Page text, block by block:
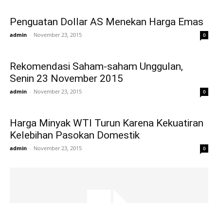
Penguatan Dollar AS Menekan Harga Emas
admin - November 23, 2015 0
Rekomendasi Saham-saham Unggulan,
Senin 23 November 2015
admin - November 23, 2015 0
Harga Minyak WTI Turun Karena Kekuatiran
Kelebihan Pasokan Domestik
admin - November 23, 2015 0